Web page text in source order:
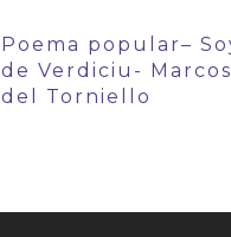
Poema popular–
de Verdiciu- Marcos
del Torniello